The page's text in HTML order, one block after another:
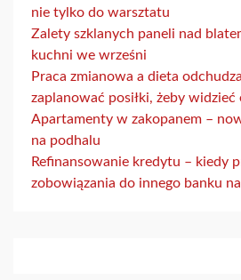
nie tylko do warsztatu
Zalety szklanych paneli nad
kuchni we wrześni
Praca zmianowa a dieta
zaplanować posiłki, żeby widzieć
Apartamenty w zakopanem –
na podhalu
Refinansowanie kredytu – kiedy
zobowiązania do innego banku